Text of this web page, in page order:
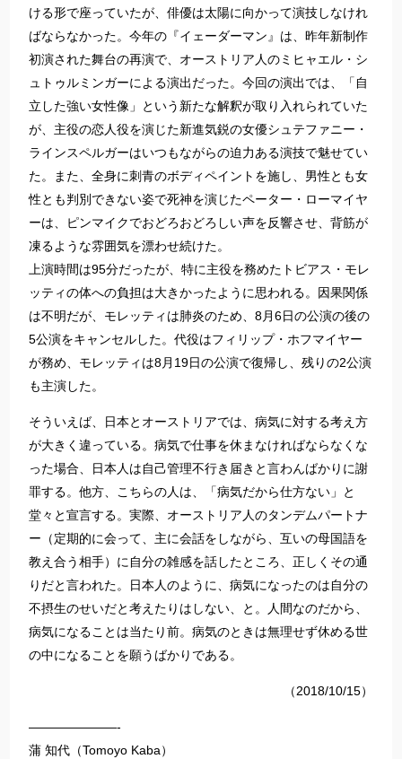
ける形で座っていたが、俳優は太陽に向かって演技しなけれ
ばならなかった。今年の『イェーダーマン』は、昨年新制作
初演された舞台の再演で、オーストリア人のミヒャエル・シ
ュトゥルミンガーによる演出だった。今回の演出では、「自
立した強い女性像」という新たな解釈が取り入れられていた
が、主役の恋人役を演じた新進気鋭の女優シュテファニー・
ラインスペルガーはいつもながらの迫力ある演技で魅せてい
た。また、全身に刺青のボディペイントを施し、男性とも女
性とも判別できない姿で死神を演じたペーター・ローマイヤ
ーは、ピンマイクでおどろおどろしい声を反響させ、背筋が
凍るような雰囲気を漂わせ続けた。
上演時間は95分だったが、特に主役を務めたトビアス・モレ
ッティの体への負担は大きかったように思われる。因果関係
は不明だが、モレッティは肺炎のため、8月6日の公演の後の
5公演をキャンセルした。代役はフィリップ・ホフマイヤー
が務め、モレッティは8月19日の公演で復帰し、残りの2公演
も主演した。
そういえば、日本とオーストリアでは、病気に対する考え方
が大きく違っている。病気で仕事を休まなければならなくな
った場合、日本人は自己管理不行き届きと言わんばかりに謝
罪する。他方、こちらの人は、「病気だから仕方ない」と
堂々と宣言する。実際、オーストリア人のタンデムパートナ
ー（定期的に会って、主に会話をしながら、互いの母国語を
教え合う相手）に自分の雑感を話したところ、正しくその通
りだと言われた。日本人のように、病気になったのは自分の
不摂生のせいだと考えたりはしない、と。人間なのだから、
病気になることは当たり前。病気のときは無理せず休める世
の中になることを願うばかりである。
（2018/10/15）
———————-
蒲 知代（Tomoyo Kaba）